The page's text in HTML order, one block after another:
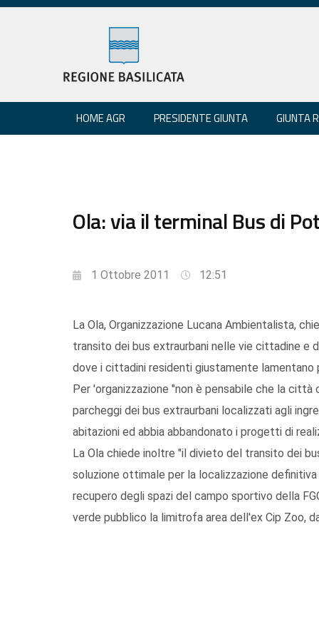
HOME AGR PRESIDENTE GIUNTA GIUNTA
Ola: via il terminal Bus di
1 Ottobre 2011 12:51
La Ola, Organizzazione Lucana Ambientalista,
transito dei bus extraurbani nelle vie cittadine e
dove i cittadini residenti giustamente
Per 'organizzazione "non è pensabile che la
parcheggi dei bus extraurbani localizzati agli
abitazioni ed abbia abbandonato i progetti di
La Ola chiede inoltre "il divieto del transito dei
soluzione ottimale per la localizzazione
recupero degli spazi del campo sportivo della
verde pubblico la limitrofa area dell'ex Cip Zoo,